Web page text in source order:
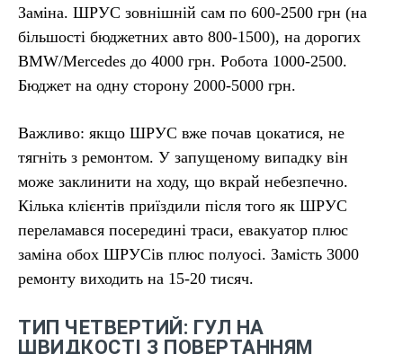
Заміна. ШРУС зовнішній сам по 600-2500 грн (на
більшості бюджетних авто 800-1500), на дорогих
BMW/Mercedes до 4000 грн. Робота 1000-2500.
Бюджет на одну сторону 2000-5000 грн.
Важливо: якщо ШРУС вже почав цокатися, не
тягніть з ремонтом. У запущеному випадку він
може заклинити на ходу, що вкрай небезпечно.
Кілька клієнтів приїздили після того як ШРУС
переламався посередині траси, евакуатор плюс
заміна обох ШРУСів плюс полуосі. Замість 3000
ремонту виходить на 15-20 тисяч.
ТИП ЧЕТВЕРТИЙ: ГУЛ НА
ШВИДКОСТІ З ПОВЕРТАННЯМ